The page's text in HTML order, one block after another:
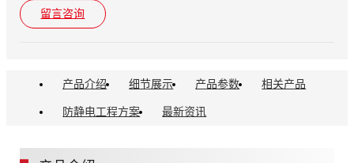
留言咨询
产品介绍 细节展示 产品参数 相关产品
防静电工程方案 最新资讯